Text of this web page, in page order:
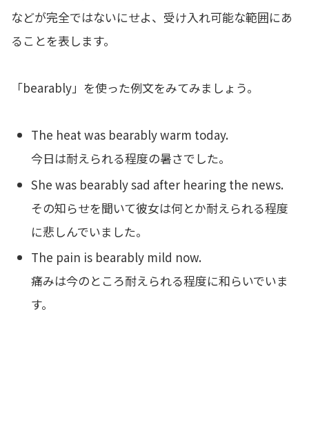
などが完全ではないにせよ、受け入れ可能な範囲にあ
ることを表します。
「bearably」を使った例文をみてみましょう。
The heat was bearably warm today.
今日は耐えられる程度の暑さでした。
She was bearably sad after hearing the news.
その知らせを聞いて彼女は何とか耐えられる程度
に悲しんでいました。
The pain is bearably mild now.
痛みは今のところ耐えられる程度に和らいでいま
す。